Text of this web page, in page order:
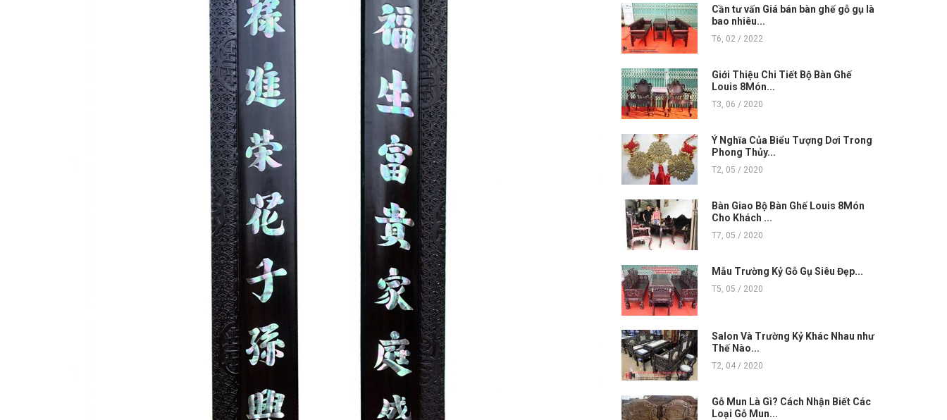
Cần tư vấn Giá bán bàn ghế gỗ gụ là
bao nhiêu...
T6, 02 / 2022
Giới Thiệu Chi Tiết Bộ Bàn Ghế
Louis 8Món...
T3, 06 / 2020
Ý Nghĩa Của Biểu Tượng Dơi Trong
Phong Thủy...
T2, 05 / 2020
Bàn Giao Bộ Bàn Ghế Louis 8Món
Cho Khách ...
T7, 05 / 2020
Mẫu Trường Kỷ Gỗ Gụ Siêu Đẹp...
T5, 05 / 2020
Salon Và Trường Kỷ Khác Nhau như
Thế Nào...
T2, 04 / 2020
Gỗ Mun Là Gì? Cách Nhận Biết Các
Loại Gỗ Mun...